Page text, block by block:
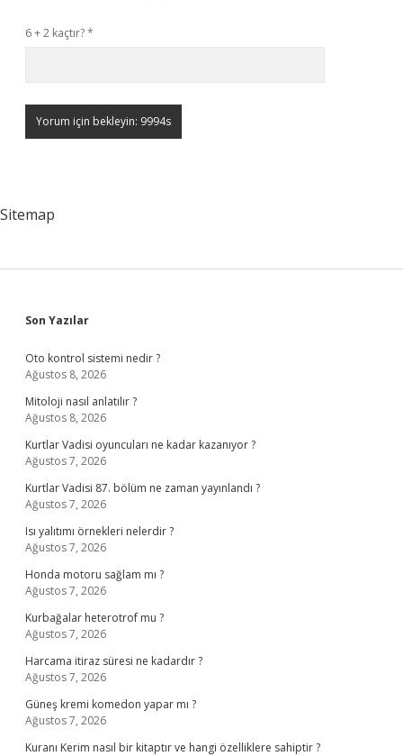
6 + 2 kaçtır?*
Sitemap
Sidebar
Son Yazılar
Oto kontrol sistemi nedir ?
Ağustos 8, 2026
Mitoloji nasıl anlatılır ?
Ağustos 8, 2026
Kurtlar Vadisi oyuncuları ne kadar kazanıyor ?
Ağustos 7, 2026
Kurtlar Vadisi 87. bölüm ne zaman yayınlandı ?
Ağustos 7, 2026
Isı yalıtımı örnekleri nelerdir ?
Ağustos 7, 2026
Honda motoru sağlam mı ?
Ağustos 7, 2026
Kurbağalar heterotrof mu ?
Ağustos 7, 2026
Harcama itiraz süresi ne kadardır ?
Ağustos 7, 2026
Güneş kremi komedon yapar mı ?
Ağustos 7, 2026
Kuranı Kerim nasıl bir kitaptır ve hangi özelliklere sahiptir ?